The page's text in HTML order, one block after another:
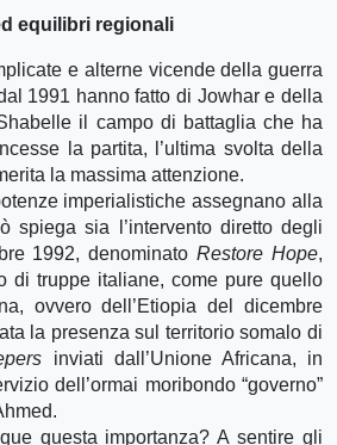
equilibri regionali
e alterne vicende della guerra
1991 hanno fatto di Jowhar e della
il campo di battaglia che ha
la partita, l’ultima svolta della
la massima attenzione.
imperialistiche assegnano alla
spiega sia l’intervento diretto degli
1992, denominatoRestore Hope,
di truppe italiane, come pure quello
ovvero dell’Etiopia del dicembre
la presenza sul territorio somalo di
inviati dall’Unione Africana, in
dell’ormai moribondo “governo”
questa importanza? A sentire gli